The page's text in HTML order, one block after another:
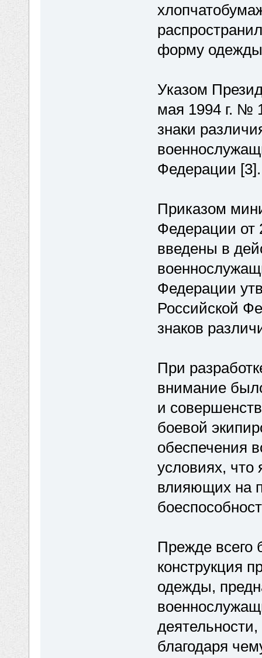
форму
Указом
мая 1994 г. №
знаки
Федерации [3].
Приказом
Федерации от
введены в
Федерации
Российской
знаков
При
внимание
и
боевой
обеспечения
условиях, что
влияющих на
Прежде всего
конструкция
одежды,
благодаря